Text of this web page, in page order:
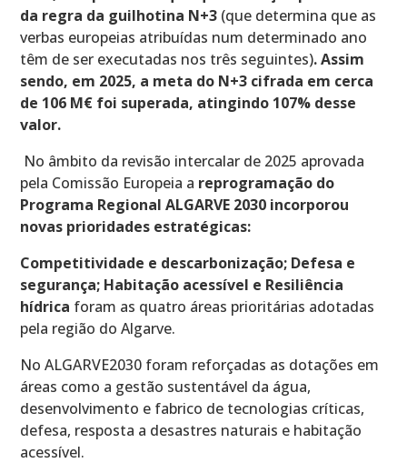
da regra da guilhotina N+3 (que determina que as
verbas europeias atribuídas num determinado ano
têm de ser executadas nos três seguintes). Assim
sendo, em 2025, a meta do N+3 cifrada em cerca
de 106 M€ foi superada, atingindo 107% desse
valor.
No âmbito da revisão intercalar de 2025 aprovada
pela Comissão Europeia a reprogramação do
Programa Regional ALGARVE 2030 incorporou
novas prioridades estratégicas:
Competitividade e descarbonização; Defesa e
segurança; Habitação acessível e Resiliência
hídrica foram as quatro áreas prioritárias adotadas
pela região do Algarve.
No ALGARVE2030 foram reforçadas as dotações em
áreas como a gestão sustentável da água,
desenvolvimento e fabrico de tecnologias críticas,
defesa, resposta a desastres naturais e habitação
acessível.